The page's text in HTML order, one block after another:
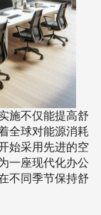
施不仅能提高舒
全球对能源消耗
始采用先进的空
一座现代化办公
不同季节保持舒